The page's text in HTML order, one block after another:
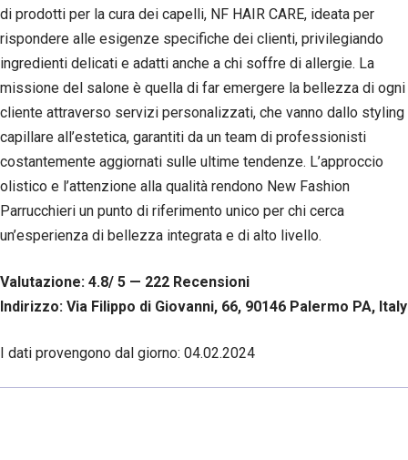
di prodotti per la cura dei capelli, NF HAIR CARE, ideata per
rispondere alle esigenze specifiche dei clienti, privilegiando
ingredienti delicati e adatti anche a chi soffre di allergie. La
missione del salone è quella di far emergere la bellezza di ogni
cliente attraverso servizi personalizzati, che vanno dallo styling
capillare all’estetica, garantiti da un team di professionisti
costantemente aggiornati sulle ultime tendenze. L’approccio
olistico e l’attenzione alla qualità rendono New Fashion
Parrucchieri un punto di riferimento unico per chi cerca
un’esperienza di bellezza integrata e di alto livello.
Valutazione: 4.8/ 5 — 222 Recensioni
Indirizzo: Via Filippo di Giovanni, 66, 90146 Palermo PA, Italy
I dati provengono dal giorno: 04.02.2024